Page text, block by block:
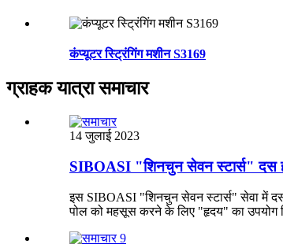
कंप्यूटर स्ट्रिंगिंग मशीन S3169
ग्राहक यात्रा समाचार
14 जुलाई 2023
SIBOASI "शिनचुन सेवन स्टार्स" दस
इस SIBOASI "शिनचुन सेवन स्टार्स" सेवा में
पोल को महसूस करने के लिए "हृदय" का उपयोग